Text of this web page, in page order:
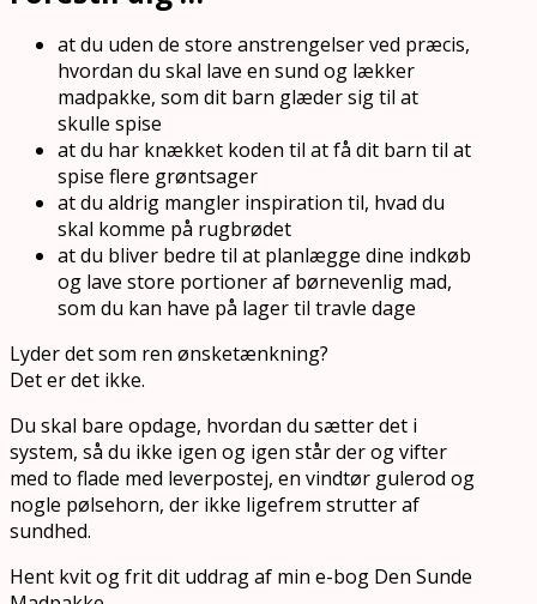
at du uden de store anstrengelser ved præcis,
hvordan du skal lave en sund og lækker
madpakke, som dit barn glæder sig til at
skulle spise
at du har knækket koden til at få dit barn til at
spise flere grøntsager
at du aldrig mangler inspiration til, hvad du
skal komme på rugbrødet
at du bliver bedre til at planlægge dine indkøb
og lave store portioner af børnevenlig mad,
som du kan have på lager til travle dage
Lyder det som ren ønsketænkning?
Det er det ikke.
Du skal bare opdage, hvordan du sætter det i
system, så du ikke igen og igen står der og vifter
med to flade med leverpostej, en vindtør gulerod og
nogle pølsehorn, der ikke ligefrem strutter af
sundhed.
Hent kvit og frit dit uddrag af min e-bog Den Sunde